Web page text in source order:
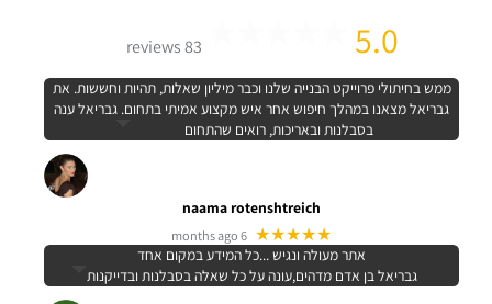
5.0
83 reviews
ממש בחיתולי פרוייקט הבנייה שלנו וכבר מיליון שאלות, תהיות וחששות. את
גבריאל מצאנו במהלך חיפוש אחר איש מקצוע אמיתי בתחום. גבריאל ענה
בסבלנות ובאריכות, רואים שהתחום
naama rotenshtreich
★★★★★
6 months ago
אתר מעולה ונגיש ...כל המידע במקום אחד
גבריאל בן אדם מדהים,עונה על כל שאלה בסבלנות ובדייקנות